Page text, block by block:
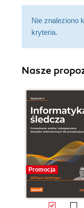
Nie znaleziono
kryteria.
Nasze
Promocja